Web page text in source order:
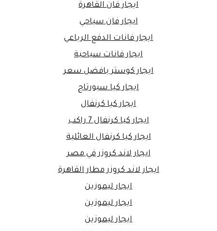
ايجار فان القاهرة
ايجار فان سياحي
ايجار فانات الدفع الرباعي
ايجار فانات سياحية
ايجار كوستر بافضل سعر
ايجار كيا سبورتاج
ايجار كيا كرنفال
ايجار كيا كرنفال 7 راكب
ايجار كيا كرنفال العائلية
ايجار لاند كروزر في مصر
ايجار لاند كروزر مطار القاهرة
ايجار ليموزين
ايجار ليموزين
ايجار ليموزين